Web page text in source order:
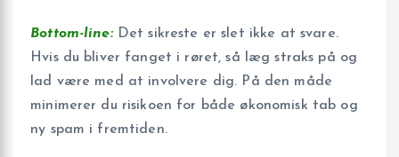
Bottom-line:Det sikreste er slet ikke at svare.
Hvis du bliver fanget i røret, så læg straks på og
lad være med at involvere dig. På den måde
minimerer du risikoen for både økonomisk tab og
ny spam i fremtiden.